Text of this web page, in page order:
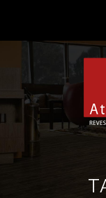
BLOG
Blog